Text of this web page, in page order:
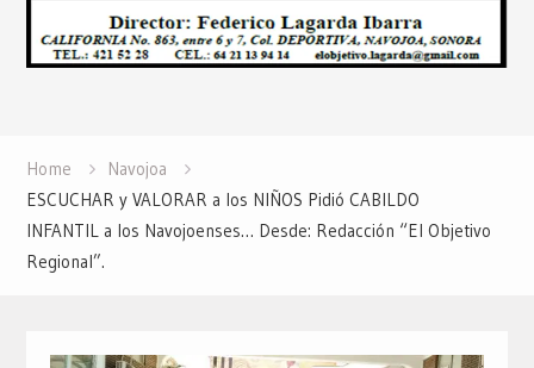
Home
Navojoa
ESCUCHAR y VALORAR a los NIÑOS Pidió CABILDO
INFANTIL a los Navojoenses… Desde: Redacción “El Objetivo
Regional”.